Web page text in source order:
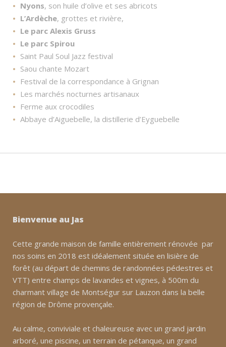
Nyons, son huile d’olive et ses abricots
L’Ardèche, grottes et rivière,
Le parc Alexis Gruss
Le parc Spirou
Saint Paul Soul Jazz festival
Saou chante Mozart
Festival de la correspondance à Grignan
Les marchés nocturnes artisanaux
Ferme aux crocodiles
Abbaye d’Aiguebelle, la distillerie d’Eyguebelle
Bienvenue au Jas
Cette grande maison de famille entièrement rénovée par
nos soins en 2018 est idéalement située en lisière de
forêt (au départ de chemins de randonnées pédestres et
VTT) entre champs de lavandes et vignes, à 500m du
charmant village de Montségur sur Lauzon dans la belle
région de Drôme provençale.
Au calme, conviviale et chaleureuse avec un grand jardin
arboré, une piscine, un terrain de pétanque, un grand